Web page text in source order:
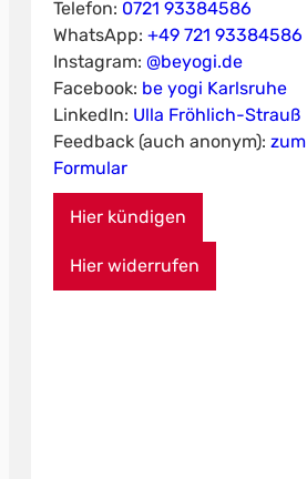
Telefon: 0721 93384586
WhatsApp: +49 721 93384586
Instagram: @beyogi.de
Facebook: be yogi Karlsruhe
LinkedIn: Ulla Fröhlich-Strauß
Feedback (auch anonym): zum
Formular
Hier kündigen
Hier widerrufen